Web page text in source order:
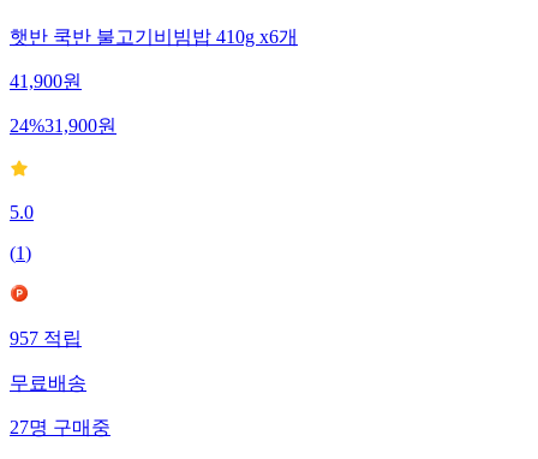
햇반 쿡반 불고기비빔밥 410g x6개
41,900원
24%31,900원
5.0
(1)
957적립
무료배송
27명구매중